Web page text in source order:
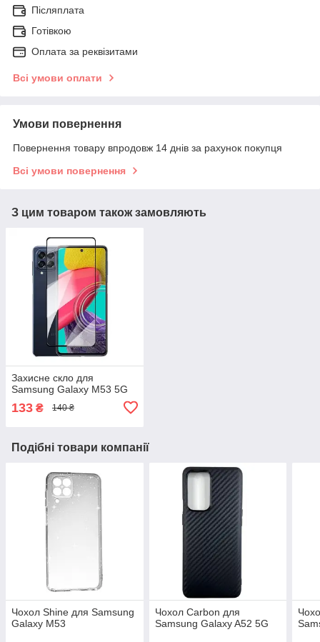
Післяплата
Готівкою
Оплата за реквізитами
Всі умови оплати
Умови повернення
Повернення товару впродовж 14 днів за рахунок покупця
Всі умови повернення
З цим товаром також замовляють
Захисне скло для
Samsung Galaxy M53 5G
133 ₴ 140 ₴
Подібні товари компанії
Чохол Shine для Samsung
Galaxy M53
Чохол Carbon для
Samsung Galaxy A52 5G